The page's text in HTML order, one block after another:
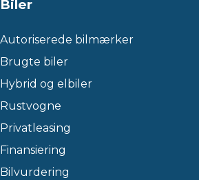
Biler
Autoriserede bilmærker
Brugte biler
Hybrid og elbiler
Rustvogne
Privatleasing
Finansiering
Bilvurdering